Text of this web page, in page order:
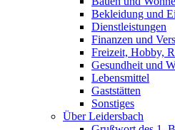
Bekleidung und
Dienstleistungen
Finanzen und
Freizeit, Hobby,
Gesundheit und
Lebensmittel
Gaststätten
Sonstiges
Über Leidersbach